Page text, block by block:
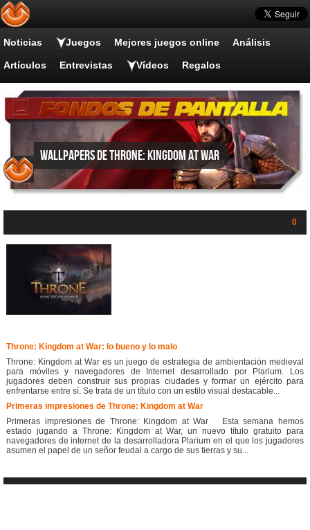
Noticias Juegos Mejores juegos online Análisis
Artículos Entrevistas Vídeos Regalos
Wallpapers de Throne: Kingdom at War
0
Throne: Kingdom at War: lo bueno y lo malo
Throne: Kingdom at War es un juego de estrategia de ambientación medieval
para móviles y navegadores de Internet desarrollado por Plarium. Los
jugadores deben construir sus propias ciudades y formar un ejército para
enfrentarse entre sí. Se trata de un título con un estilo visual destacable...
Primeras impresiones de Throne: Kingdom at War
Primeras impresiones de Throne: Kingdom at War Esta semana hemos
estado jugando a Throne: Kingdom at War, un nuevo título gratuito para
navegadores de internet de la desarrolladora Plarium en el que los jugadores
asumen el papel de un señor feudal a cargo de sus tierras y su...